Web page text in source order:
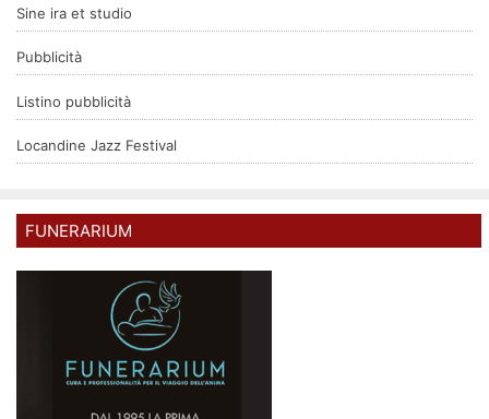
Sine ira et studio
Pubblicità
Listino pubblicità
Locandine Jazz Festival
FUNERARIUM